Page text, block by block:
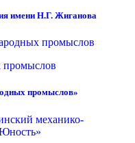
имени Н.Г. Жиганова
промыслов
промыслов»